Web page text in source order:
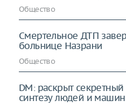
Общество
Смертельное ДТП
больнице Назрани
Общество
DM: раскрыт
синтезу людей и машин